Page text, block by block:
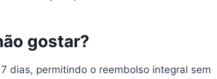
gostar?
dias, permitindo o reembolso integral sem